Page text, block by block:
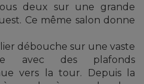
deux sur une grande
Ce même salon donne
débouche sur une vaste
avec des plafonds
vers la tour. Depuis la